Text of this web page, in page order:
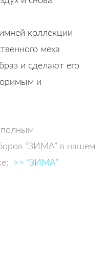
коллекции
меха
и сделают его
и
полным
“ЗИМА” в нашем
>> “ЗИМА”